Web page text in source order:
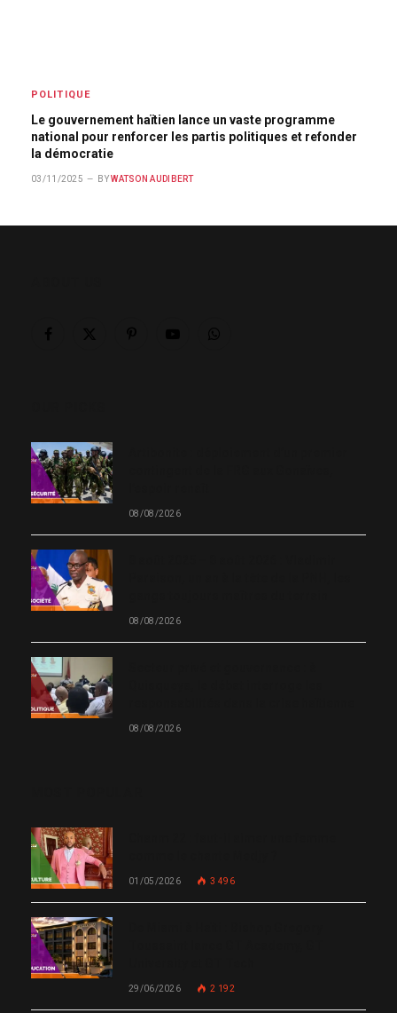
POLITIQUE
Le gouvernement haïtien lance un vaste programme
national pour renforcer les partis politiques et refonder
la démocratie
03/11/2025 BY WATSON AUDIBERT
08/08/2026
08/08/2026
08/08/2026
01/05/2026 3 496
29/06/2026 2 192